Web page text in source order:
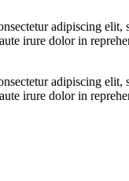
adipiscing
irure dolor in
adipiscing
irure dolor in